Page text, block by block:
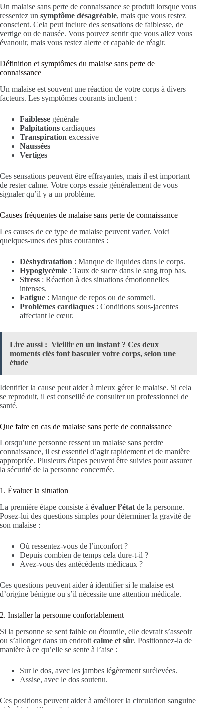
Un malaise sans perte de connaissance se produit lorsque vous
ressentez un symptôme désagréable, mais que vous restez
conscient. Cela peut inclure des sensations de faiblesse, de
vertige ou de nausée. Vous pouvez sentir que vous allez vous
évanouir, mais vous restez alerte et capable de réagir.
Définition et symptômes du malaise sans perte de
connaissance
Un malaise est souvent une réaction de votre corps à divers
facteurs. Les symptômes courants incluent :
Faiblesse générale
Palpitations cardiaques
Transpiration excessive
Naussées
Vertiges
Ces sensations peuvent être effrayantes, mais il est important
de rester calme. Votre corps essaie généralement de vous
signaler qu’il y a un problème.
Causes fréquentes de malaise sans perte de connaissance
Les causes de ce type de malaise peuvent varier. Voici
quelques-unes des plus courantes :
Déshydratation : Manque de liquides dans le corps.
Hypoglycémie : Taux de sucre dans le sang trop bas.
Stress : Réaction à des situations émotionnelles
intenses.
Fatigue : Manque de repos ou de sommeil.
Problèmes cardiaques : Conditions sous-jacentes
affectant le cœur.
Lire aussi : Vieillir en un instant ? Ces deux
moments clés font basculer votre corps, selon une
étude
Identifier la cause peut aider à mieux gérer le malaise. Si cela
se reproduit, il est conseillé de consulter un professionnel de
santé.
Que faire en cas de malaise sans perte de connaissance
Lorsqu’une personne ressent un malaise sans perdre
connaissance, il est essentiel d’agir rapidement et de manière
appropriée. Plusieurs étapes peuvent être suivies pour assurer
la sécurité de la personne concernée.
1. Évaluer la situation
La première étape consiste à évaluer l’état de la personne.
Posez-lui des questions simples pour déterminer la gravité de
son malaise :
Où ressentez-vous de l’inconfort ?
Depuis combien de temps cela dure-t-il ?
Avez-vous des antécédents médicaux ?
Ces questions peuvent aider à identifier si le malaise est
d’origine bénigne ou s’il nécessite une attention médicale.
2. Installer la personne confortablement
Si la personne se sent faible ou étourdie, elle devrait s’asseoir
ou s’allonger dans un endroit calme et sûr. Positionnez-la de
manière à ce qu’elle se sente à l’aise :
Sur le dos, avec les jambes légèrement surélevées.
Assise, avec le dos soutenu.
Ces positions peuvent aider à améliorer la circulation sanguine